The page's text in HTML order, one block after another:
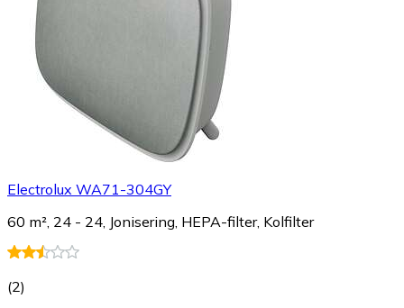
Electrolux WA71-304GY
60 m², 24 - 24, Jonisering, HEPA-filter, Kolfilter
(2)